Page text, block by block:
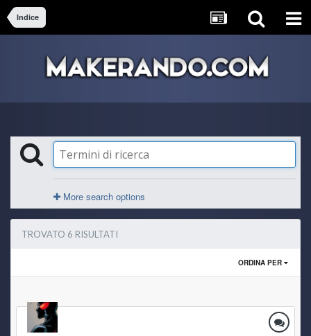
Indice
More search options
TROVATO 6 RISULTATI
ORDINA PER